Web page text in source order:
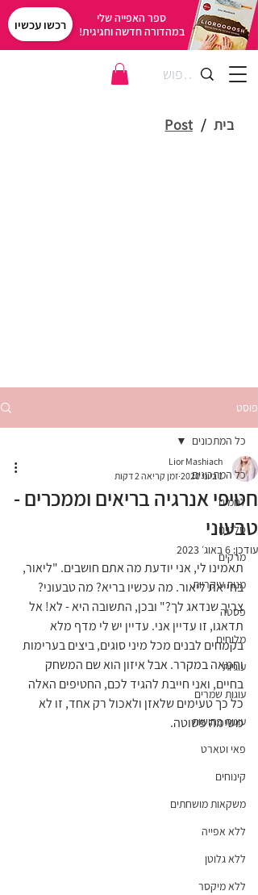
רכשו עכשיו
ספר האפייה שלי
במהדורה חדשה וחגיגית!
בית /
Post
פוסט
כל המתכונים
לחמים
סלטים
מרקים
מנות עיקריות
פסטה
מלוחים
עוגיות
עוגות שמרים
עוגות בחושות
פאי וטארט
קינוחים
משקאות מושחתים
ללא אפייה
ללא גלוטן
ללא מיקסר
כל המתכונים
חטיפי אנרגיה בריאים וממכרים -
טבעוני
Lior Mashiach
1 ביוני 2020
זמן קריאה 2 דקות
עודכן: 6 באוג׳ 2023
תאמינו לי, אני יודעת מה אתם חושבים. "ליאור,
בחייאת ליאור. מה עכשיו בריא? מה טבעוני?
צריך שנדאג לך?" ובכן, התשובה היא - לא! אל
תדאגו, זו עדיין אני. עדיין יש לי מדף מלא
בקמחים לבנים מכל מיני סוגים, ביצים בערימות
וחמאה במקרר. אבל איזון הוא שם המשחק
בחיים, ואני חייבת להגיד לכם, החטיפים האלה
כל כך טעימים שלאזן ולאכול רק אחד, זו לא
משימה פשוטה.